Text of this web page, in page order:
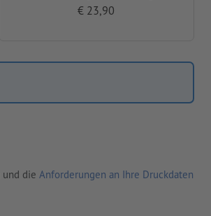
€ 23,90
und die Anforderungen an Ihre Druckdaten